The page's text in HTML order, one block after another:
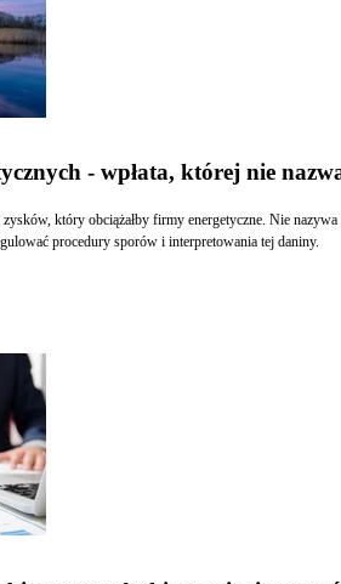
- wpłata, której nie
który obciążałby firmy energetyczne. Nie
procedury sporów i interpretowania tej daniny.